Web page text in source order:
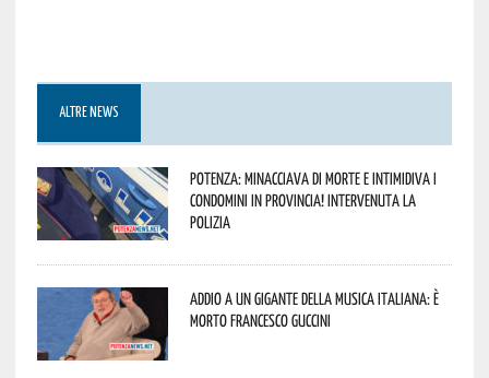
ALTRE NEWS
Potenza: minacciava di morte e intimidiva i
condomini in provincia! Intervenuta la
Polizia
Addio a un gigante della musica italiana: è
morto Francesco Guccini